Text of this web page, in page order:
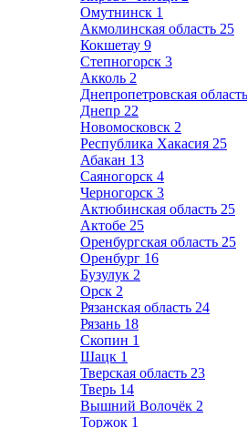
Омутнинск 1
Акмолинская область 25
Кокшетау 9
Степногорск 3
Акколь 2
Днепропетровская область
Днепр 22
Новомосковск 2
Республика Хакасия 25
Абакан 13
Саяногорск 4
Черногорск 3
Актюбинская область 25
Актобе 25
Оренбургская область 25
Оренбург 16
Бузулук 2
Орск 2
Рязанская область 24
Рязань 18
Скопин 1
Шацк 1
Тверская область 23
Тверь 14
Вышний Волочёк 2
Торжок 1